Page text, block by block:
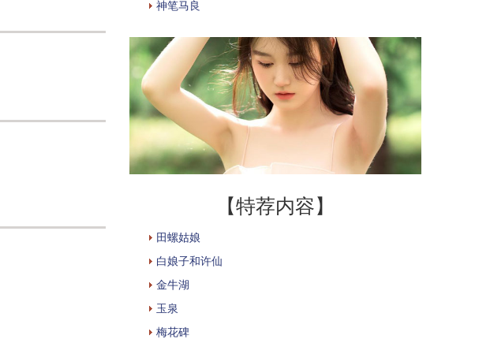
神笔马良
【特荐内容】
田螺姑娘
白娘子和许仙
金牛湖
玉泉
梅花碑